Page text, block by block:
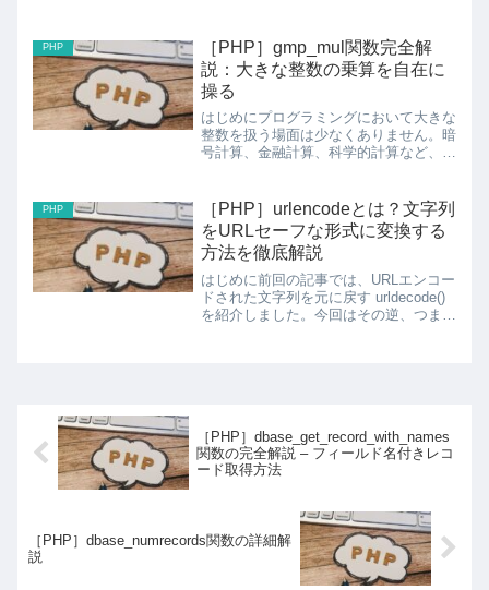
のcURL関数で使用されます。基本的な
使...
PHP
［PHP］gmp_mul関数完全解
説：大きな整数の乗算を自在に
操る
はじめにプログラミングにおいて大きな
整数を扱う場面は少なくありません。暗
号計算、金融計算、科学的計算など、
る場合があります。そんなときに力を発
揮するのが、PHP GMP...
PHP
［PHP］urlencodeとは？文字列
をURLセーフな形式に変換する
方法を徹底解説
はじめに前回の記事では、URLエンコー
ドされた文字列を元に戻す urldecode()
を紹介しました。今回はその逆、つまり
［PHP］dbase_get_record_with_names
関数の完全解説 – フィールド名付きレコ
ード取得方法
［PHP］dbase_numrecords関数の詳細解
説